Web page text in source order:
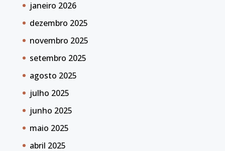
janeiro 2026
dezembro 2025
novembro 2025
setembro 2025
agosto 2025
julho 2025
junho 2025
maio 2025
abril 2025